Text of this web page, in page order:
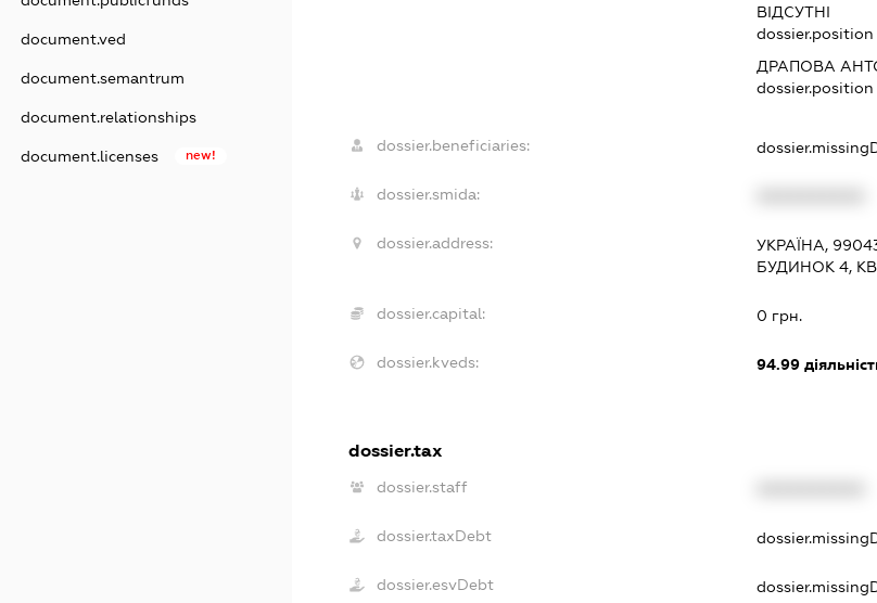
document.ved
document.semantrum
document.relationships
document.licenses new!
ВІДСУТНІ
dossier.position
ДРАПОВА
dossier.position
dossier.beneficiaries:
dossier.smida:
dossier.address:
УКРАЇНА,
БУДИНОК 4,
dossier.capital: 0 грн.
dossier.kveds: 94.99
dossier.tax
dossier.staff
dossier.taxDebt
dossier.esvDebt